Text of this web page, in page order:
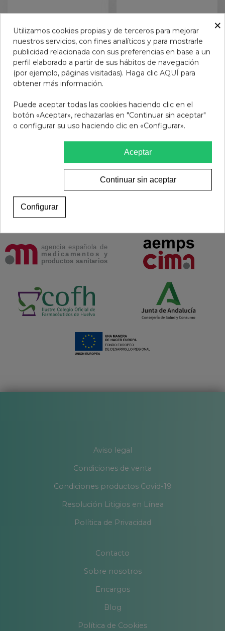
GAFAS SOL PROTEC
SPORT SKATE C2 NAVY
BLUE
GAFAS DE SOL
PROTECFARMA MONT
SAINT-MICHEL C1
BURGUNDY
Añadir al carrito
Aviso legal
Condiciones de venta
Condiciones productos Covid-19
Resolución Litigios en Línea
Política de Privacidad
Contacto
Sobre nosotros
Encargos
Blog
Política de Cookies
×
Utilizamos cookies propias y de terceros para mejorar
nuestros servicios, con fines analíticos y para mostrarle
publicidad relacionada con sus preferencias en base a un
perfil elaborado a partir de sus hábitos de navegación
(por ejemplo, páginas visitadas). Haga clic AQUÍ para
obtener más información.
Puede aceptar todas las cookies haciendo clic en el
botón «Aceptar», rechazarlas en "Continuar sin aceptar"
o configurar su uso haciendo clic en «Configurar».
Aceptar
Continuar sin aceptar
Configurar